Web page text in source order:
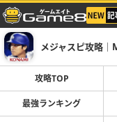
メジャスピ攻略｜
攻略TOP
最強ランキング